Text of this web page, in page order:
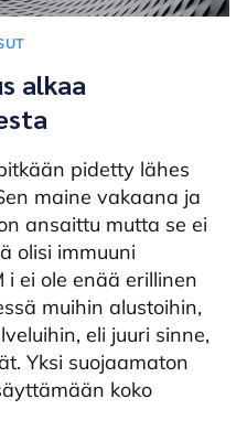
alkaa
pidetty lähes
maine vakaana ja
ansaittu mutta se ei
olisi immuuni
i ei ole enää erillinen
muihin alustoihin,
eli juuri sinne,
Yksi suojaamaton
koko